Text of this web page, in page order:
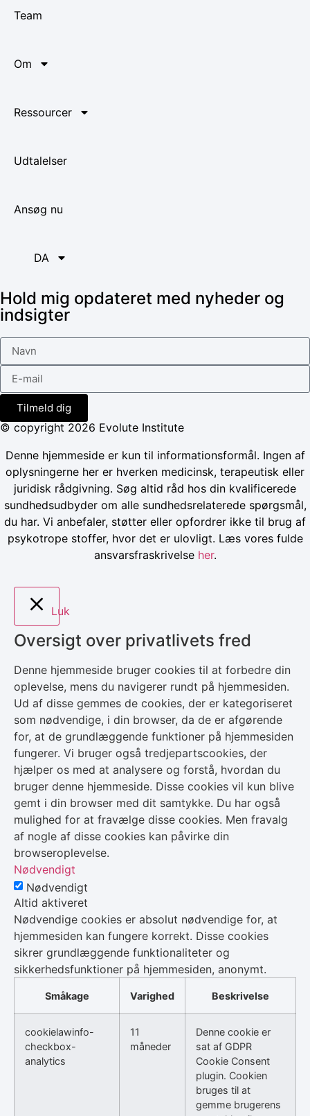
Team
Om
Ressourcer
Udtalelser
Ansøg nu
DA
Hold mig opdateret med nyheder og
indsigter
Tilmeld dig
© copyright 2026 Evolute Institute
Denne hjemmeside er kun til informationsformål. Ingen af
oplysningerne her er hverken medicinsk, terapeutisk eller
juridisk rådgivning. Søg altid råd hos din kvalificerede
sundhedsudbyder om alle sundhedsrelaterede spørgsmål,
du har. Vi anbefaler, støtter eller opfordrer ikke til brug af
psykotrope stoffer, hvor det er ulovligt. Læs vores fulde
ansvarsfraskrivelse her.
Luk
Oversigt over privatlivets fred
Denne hjemmeside bruger cookies til at forbedre din
oplevelse, mens du navigerer rundt på hjemmesiden.
Ud af disse gemmes de cookies, der er kategoriseret
som nødvendige, i din browser, da de er afgørende
for, at de grundlæggende funktioner på hjemmesiden
fungerer. Vi bruger også tredjepartscookies, der
hjælper os med at analysere og forstå, hvordan du
bruger denne hjemmeside. Disse cookies vil kun blive
gemt i din browser med dit samtykke. Du har også
mulighed for at fravælge disse cookies. Men fravalg
af nogle af disse cookies kan påvirke din
browseroplevelse.
Nødvendigt
Nødvendigt
Altid aktiveret
Nødvendige cookies er absolut nødvendige for, at
hjemmesiden kan fungere korrekt. Disse cookies
sikrer grundlæggende funktionaliteter og
sikkerhedsfunktioner på hjemmesiden, anonymt.
Småkage Varighed Beskrivelse
cookielawinfo-
checkbox-
analytics
11
måneder
Denne cookie er
sat af GDPR
Cookie Consent
plugin. Cookien
bruges til at
gemme brugerens